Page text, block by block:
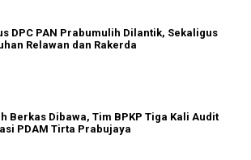
DPC PAN Prabumulih Dilantik, Sekaligus
Relawan dan Rakerda
Berkas Dibawa, Tim BPKP Tiga Kali Audit
PDAM Tirta Prabujaya